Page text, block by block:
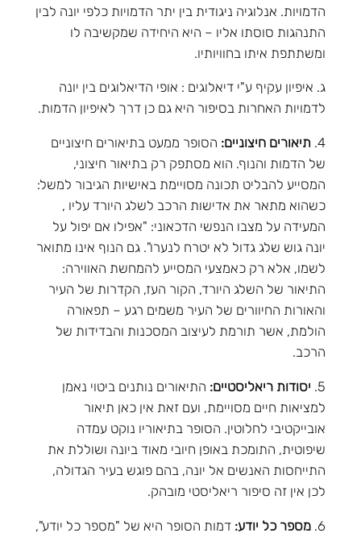
הדמויות. אנלוגיה ניגודית בין יתר הדמויות כלפי יונה לבין
התנהגות סוסתו אליו – היא היחידה שמקשיבה לו
ומשתתפת איתו בחוויותיו.
ג. איפיון עקיף ע"י דיאלוגים : אופי הדיאלוגים בין יונה
לדמויות האחרות בסיפור היא גם כן דרך לאיפיון הדמות.
4. תיאורים חיצוניים: הסופר ממעט בתיאורים חיצוניים
של הדמות והנוף. הוא מסתפק רק בתיאור חיצוני,
המסייע להבליט תכונה מסויימת באישיות הגיבור למשל:
כשהוא מתאר את אדישות הרכב לשלג היורד עליו ,
המעידה על מצבו הנפשי הדכאוני: "אפילו אם יפול על
יונה גוש שלג גדול לא יטרח לנערו". גם הנוף אינו מתואר
לשמו, אלא רק כאמצעי המסייע להמחשת האווירה:
התיאור של השלג היורד, הקור העז, הקדרות של העיר
והאורות החיוורים של העיר משמים רגע – תפאורה
הולמת, אשר תורמת לעיצוב המסכנות והבדידות של
הרכב.
5. יסודות ריאליסטיים: התיאורים נותנים ביטוי נאמן
למציאות חיים מסויימת, ועם זאת אין כאן תיאור
אובייקטיבי לחלוטין. הסופר בתיאוריו נוקט עמדה
שיפוטית, התומכת באופן חיובי מאוד ביונה ושוללת את
התייחסות האנשים אל יונה, בהם פוגש בעיר הגדולה,
לכן אין זה סיפור ריאליסטי מובהק.
6. מספר כל יודע: דמות הסופר היא של "מספר כל יודע",